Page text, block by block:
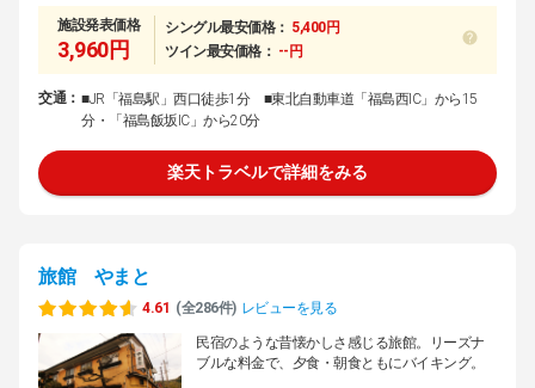
施設発表価格
3,960円
シングル最安価格： 5,400円
ツイン最安価格： --円
交通： ■JR「福島駅」西口徒歩1分 ■東北自動車道「福島西IC」から15
分・「福島飯坂IC」から20分
楽天トラベルで詳細をみる
旅館 やまと
4.61 (全286件) レビューを見る
民宿のような昔懐かしさ感じる旅館。リーズナ
ブルな料金で、夕食・朝食ともにバイキング。